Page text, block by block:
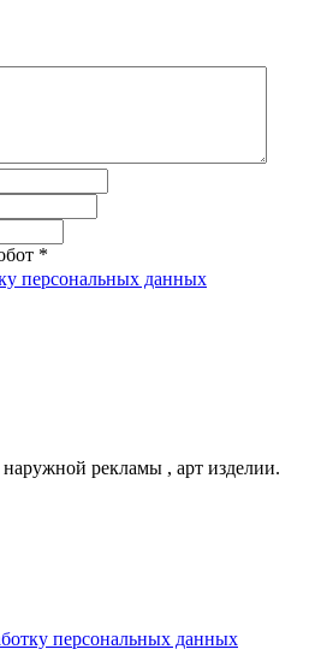
*
персональных данных
рекламы , арт изделии.
персональных данных